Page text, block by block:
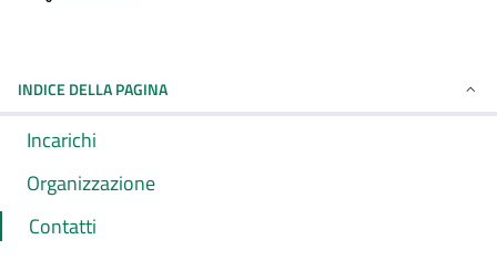
INDICE DELLA PAGINA
Incarichi
Organizzazione
Contatti